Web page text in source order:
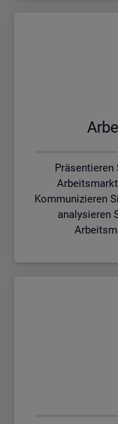
Kommunizieren
analysieren